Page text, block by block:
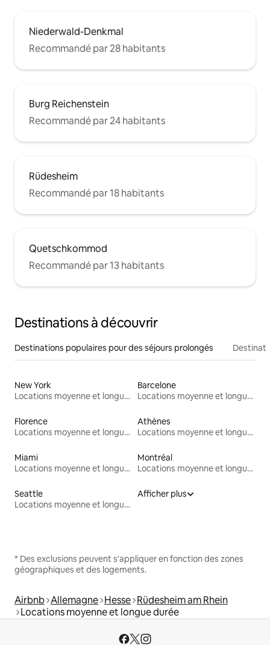
Niederwald-Denkmal
Recommandé par 28 habitants
Burg Reichenstein
Recommandé par 24 habitants
Rüdesheim
Recommandé par 18 habitants
Quetschkommod
Recommandé par 13 habitants
Destinations à découvrir
Destinations populaires pour des séjours prolongés
New York
Locations moyenne et longue durée
Barcelone
Locations moyenne et longue durée
Florence
Locations moyenne et longue durée
Athènes
Locations moyenne et longue durée
Miami
Locations moyenne et longue durée
Montréal
Locations moyenne et longue durée
Seattle
Locations moyenne et longue durée
Afficher plus
* Des exclusions peuvent s'appliquer en fonction des zones
géographiques et des logements.
Airbnb Allemagne Hesse Rüdesheim am Rhein
Locations moyenne et longue durée